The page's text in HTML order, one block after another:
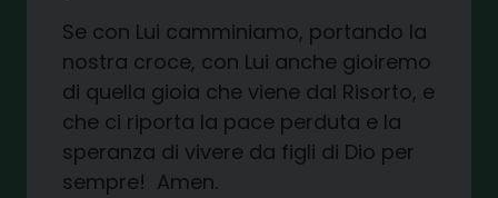
Se con Lui camminiamo, portando la
nostra croce, con Lui anche gioiremo
di quella gioia che viene dal Risorto, e
che ci riporta la pace perduta e la
speranza di vivere da figli di Dio per
sempre! Amen.